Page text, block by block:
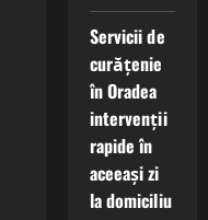
Servicii de
curățenie
în Oradea
intervenții
rapide în
aceeași zi
la domiciliu